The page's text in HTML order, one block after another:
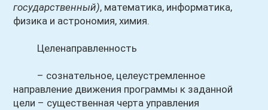
государственный), математика, информатика,
физика и астрономия, химия.
Целенаправленность
– сознательное, целеустремленное
направление движения программы к заданной
цели – существенная черта управления